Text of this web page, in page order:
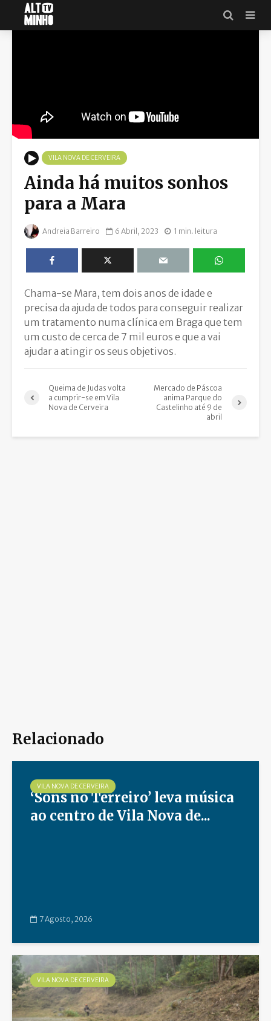
VILA NOVA DE CERVEIRA
Ainda há muitos sonhos
para a Mara
Andreia Barreiro 6 Abril, 2023 1 min. leitura
Chama-se Mara, tem dois anos de idade e
precisa da ajuda de todos para conseguir realizar
um tratamento numa clínica em Braga que tem
um custo de cerca de 7 mil euros e que a vai
ajudar a atingir os seus objetivos.
Queima de Judas volta
a cumprir-se em Vila
Nova de Cerveira
Mercado de Páscoa
anima Parque do
Castelinho até 9 de
abril
Relacionado
VILA NOVA DE CERVEIRA
‘Sons no Terreiro’ leva música
ao centro de Vila Nova de...
7 Agosto, 2026
VILA NOVA DE CERVEIRA